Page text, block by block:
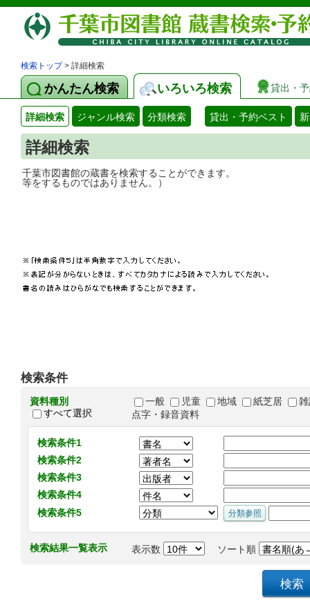
検索トップ> 詳細検索
かんたん検索 いろいろ検索 貸出・
詳細検索 ジャンル検索 分類検索 貸出・予約ベスト
詳細検索
千葉市図書館の蔵書を検索することがで
等をするものではありません。）
検索条件
資料種別
すべて選択
一般 児童 地域 紙芝居
点字・録音資料
検索条件1
検索条件2
検索条件3
検索条件4
検索条件5
検索結果一覧表示 表示数 ソート順